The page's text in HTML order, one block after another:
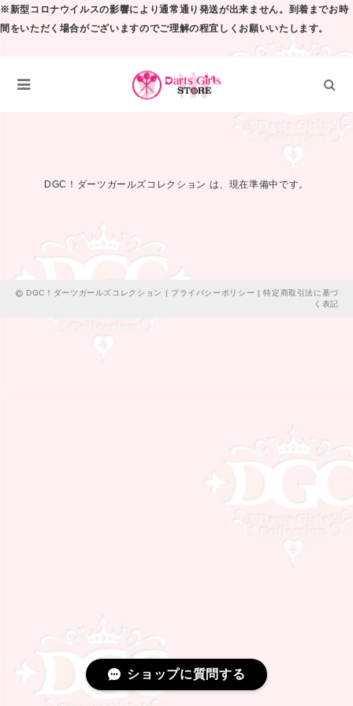
※新型コロナウイルスの影響により通常通り発送が出来ません。到着までお時
間をいただく場合がございますのでご理解の程宜しくお願いいたします。
DGC！ダーツガールズコレクション は、現在準備中です。
DGC！ダーツガールズコレクション | プライバシーポリシー |特定商取引法に基づ
く表記
ショップに質問する